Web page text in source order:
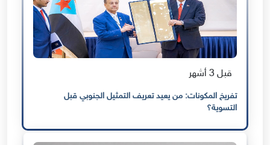
قبل 3 أشهر
تفريخ المكونات: من يعيد تعريف التمثيل الجنوبي قبل
التسوية؟